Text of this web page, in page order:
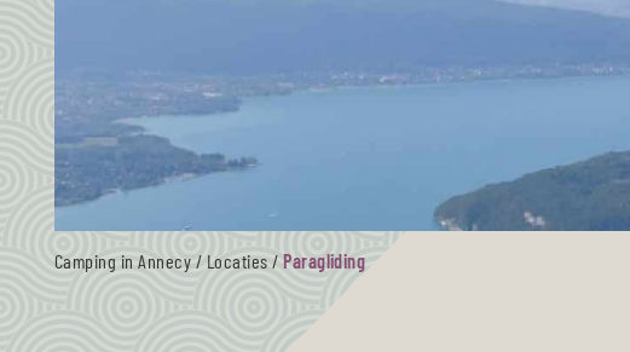
Camping in Annecy / Locaties /Paragliding